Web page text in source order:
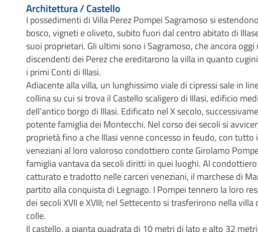
Architettura / Castello
I possedimenti di Villa Perez Pompei Sagramoso si
bosco, vigneti e oliveto, subito fuori dal centro abitato di
suoi proprietari. Gli ultimi sono i Sagramoso, che ancora
discendenti dei Perez che ereditarono la villa in quanto
i primi Conti di Illasi.
Adiacente alla villa, un lunghissimo viale di cipressi sale in
collina su cui si trova il Castello scaligero di Illasi, edificio
dell’antico borgo di Illasi. Edificato nel X secolo,
potente famiglia dei Montecchi. Nel corso dei secoli si
proprietà fino a che Illasi venne concesso in feudo, con tutto
veneziani al loro valoroso condottiero conte Girolamo
famiglia vantava da secoli diritti in quei luoghi. Al
catturato e tradotto nelle carceri veneziani, il marchese di
partito alla conquista di Legnago. I Pompei tennero la loro
dei secoli XVII e XVIII; nel Settecento si trasferirono nella
colle.
Il castello, a pianta quadrata di 10 metri di lato e alto 32